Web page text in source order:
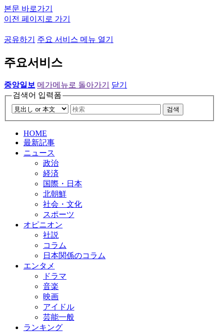
본문 바로가기
이전 페이지로 가기
공유하기 주요 서비스 메뉴 열기
주요서비스
중앙일보 메가메뉴로 돌아가기
닫기
검색어 입력폼
검색
HOME
最新記事
ニュース
政治
経済
国際・日本
北朝鮮
社会・文化
スポーツ
オピニオン
社説
コラム
日本関係のコラム
エンタメ
ドラマ
音楽
映画
アイドル
芸能一般
ランキング